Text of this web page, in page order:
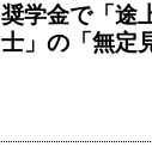
奨学金で「途
士」の「無定